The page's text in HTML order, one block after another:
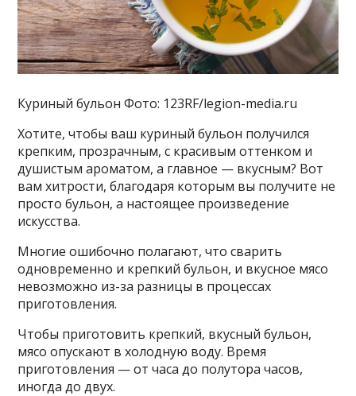
Куриный бульон Фото: 123RF/legion-media.ru
Хотите, чтобы ваш куриный бульон получился
крепким, прозрачным, с красивым оттенком и
душистым ароматом, а главное — вкусным? Вот
вам хитрости, благодаря которым вы получите не
просто бульон, а настоящее произведение
искусства.
Многие ошибочно полагают, что сварить
одновременно и крепкий бульон, и вкусное мясо
невозможно из-за разницы в процессах
приготовления.
Чтобы приготовить крепкий, вкусный бульон,
мясо опускают в холодную воду. Время
приготовления — от часа до полутора часов,
иногда до двух.